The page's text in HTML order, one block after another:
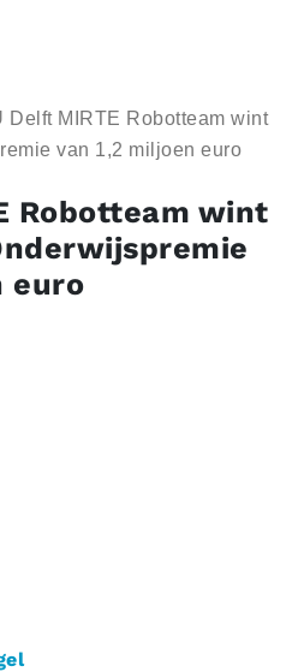
Delft MIRTE Robotteam wint
van 1,2 miljoen euro
Robotteam wint
euro